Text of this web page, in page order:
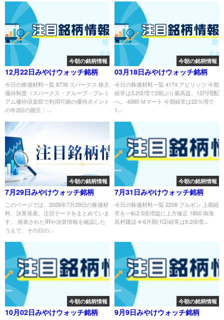
今朝の銘柄情報
12月22日みやけウォッチ銘柄
今日の株価材料一覧 8739 スパークス 株主
優待制度（スパークス・グループ・プレミ
アム優待倶楽部で利用可能の優待ポイント
の年2回の贈呈：...
今朝の銘柄情報
03月18日みやけウォッチ銘柄
今日の株価材料一覧 4174 アピリッツ 今期
経常は3.2倍増で2期ぶり最高益、12円増配
へ。 4380 Ｍマート 今期経常は22％増で
1...
今朝の銘柄情報
7月29日みやけウォッチ銘柄
このページでは、2026年7月29日の株価材
料、決算発表、注目テーマをまとめていま
す。 発表されたIRや決算情報を確認した
うえで、その日の...
今朝の銘柄情報
7月31日みやけウォッチ銘柄
今日の株価材料一覧 2208 ブルボン 上期経
常を一転2.5倍増益に上方修正 1850 南海
辰村建設 4-6月期(1Q)経常は9.2倍増...
今朝の銘柄情報
10月02日みやけウォッチ銘柄
今朝の銘柄情報
9月9日みやけウォッチ銘柄